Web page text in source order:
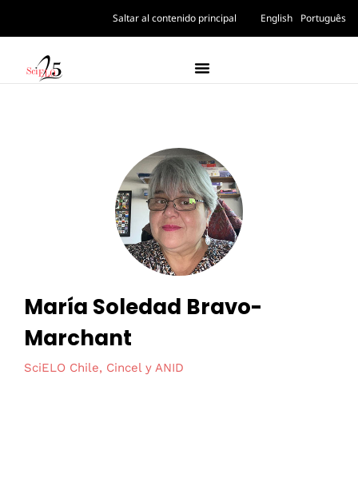
Saltar al contenido principal English Português
María Soledad Bravo-
Marchant
SciELO Chile, Cincel y ANID